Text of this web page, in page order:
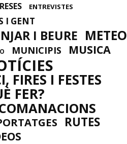
ENTREVISTES
I GENT
I BEURE METEO
MUNICIPIS MUSICA
FIRES I FESTES
FER?
RUTES